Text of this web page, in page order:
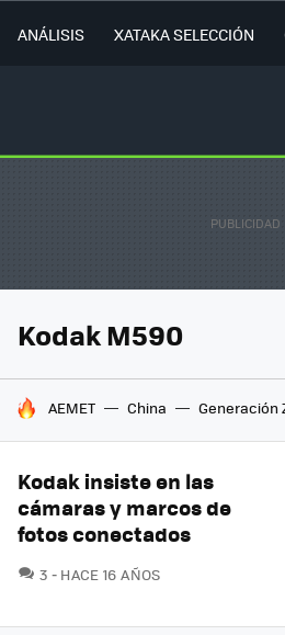
ANÁLISIS XATAKA SELECCIÓN
Kodak M590
HOY SE HABLA DE
AEMET China Generación
Kodak insiste en las
cámaras y marcos de
fotos conectados
3 COMENTARIOS
HACE 16 AÑOS